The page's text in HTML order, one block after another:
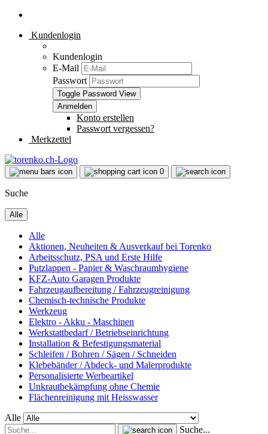
Kundenlogin
Kundenlogin
E-Mail
Passwort
Toggle Password View
Konto erstellen
Passwort vergessen?
Merkzettel
0
Suche
Alle
Alle
Aktionen, Neuheiten & Ausverkauf bei Torenko
Arbeitsschutz, PSA und Erste Hilfe
Putzlappen - Papier & Waschraumhygiene
KFZ-Auto Garagen Produkte
Fahrzeugaufbereitung / Fahrzeugreinigung
Chemisch-technische Produkte
Werkzeug
Elektro - Akku - Maschinen
Werkstattbedarf / Betriebseinrichtung
Installation & Befestigungsmaterial
Schleifen / Bohren / Sägen / Schneiden
Klebebänder / Abdeck- und Malerprodukte
Personalisierte Werbeartikel
Unkrautbekämpfung ohne Chemie
Flächenreinigung mit Heisswasser
Alle
Suche...